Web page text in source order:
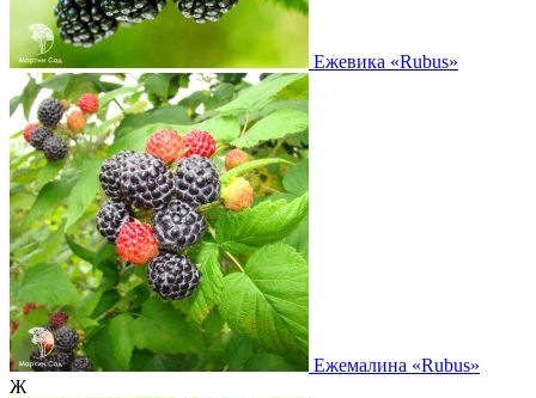
Ежевика «Rubus»
Ежемалина «Rubus»
Ж